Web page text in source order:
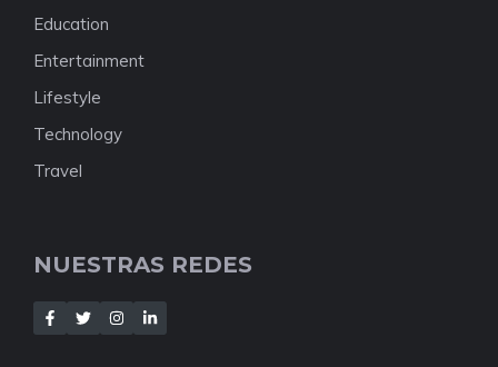
Education
Entertainment
Lifestyle
Technology
Travel
NUESTRAS REDES